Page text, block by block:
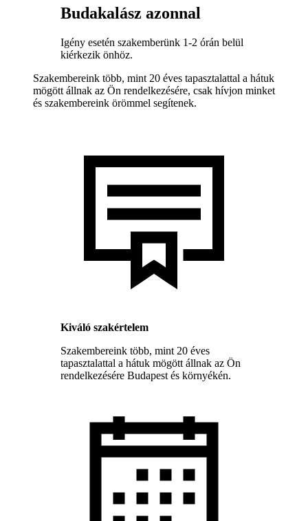
Budakalász azonnal
Igény esetén szakemberünk 1-2 órán belül
kiérkezik önhöz.
Szakembereink több, mint 20 éves tapasztalattal a hátuk
mögött állnak az Ön rendelkezésére, csak hívjon minket
és szakembereink örömmel segítenek.
Kiváló szakértelem
Szakembereink több, mint 20 éves
tapasztalattal a hátuk mögött állnak az Ön
rendelkezésére Budapest és környékén.